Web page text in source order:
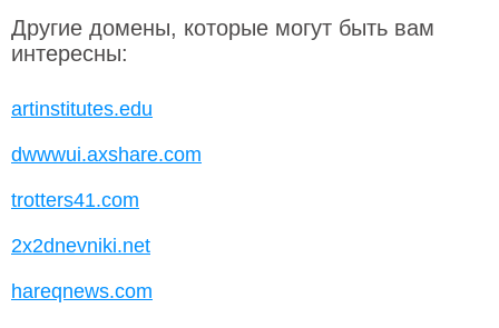
Другие домены, которые могут быть вам
интересны:
artinstitutes.edu
dwwwui.axshare.com
trotters41.com
2x2dnevniki.net
hareqnews.com